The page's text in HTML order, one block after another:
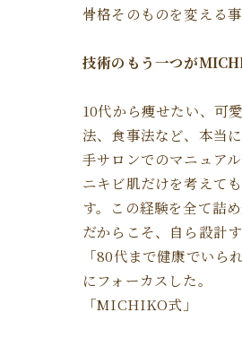
骨格そのものを変える事
技術のもう一つが
10代から痩せたい、可
法、食事法など、本当
手サロンでのマニュア
ニキビ肌だけを考えて
す。この経験を全て詰め
だからこそ、自ら設計す
「80代まで健康でいら
にフォーカスした。
「MICHIKO式」